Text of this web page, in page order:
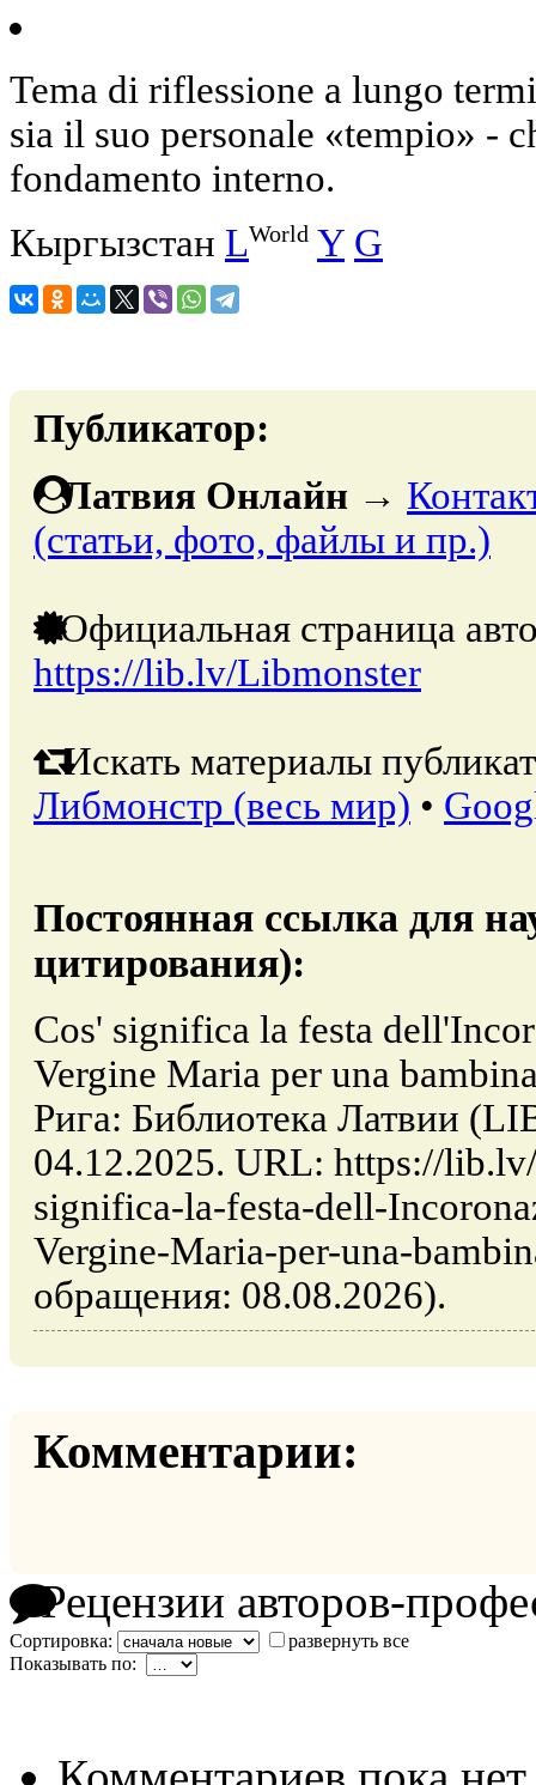
Tema di riflessione a lungo
sia il suo personale «tempio» -
fondamento interno.
Кыргызстан LWorld Y G
Публикатор:
Латвия Онлайн →
(статьи, фото, файлы и пр.)
Официальная страница
https://lib.lv/Libmonster
Искать материалы
Либмонстр (весь мир) •
Постоянная ссылка для
цитирования):
Cos' significa la festa
Vergine Maria per una
Рига: Библиотека Латвии
04.12.2025. URL: https://
significa-la-festa-dell-
Vergine-Maria-per-una-
обращения: 08.08.2026).
Комментарии:
Рецензии авторов-
Сортировка:
развернуть все
Показывать по: